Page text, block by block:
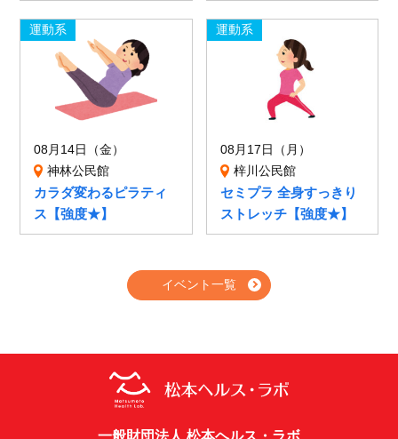
運動系
08月14日（金）
神林公民館
カラダ変わるピラティ
ス【強度★】
運動系
08月17日（月）
梓川公民館
セミプラ 全身すっきり
ストレッチ【強度★】
イベント一覧
一般財団法人 松本ヘルス・ラボ